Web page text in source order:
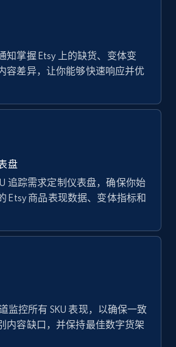
Product rating, Product
rating max, Rating,
and more.
872+ 立即开始
urls, Top reviews, and
- Find new products by
URL
Currency, Gtin,
urls, Top reviews, and
知掌握 Etsy 上的缺货、变体变
容差异，让你能够快速响应并优
盘
追踪需求定制仪表盘，确保你始
Etsy 商品表现数据、变体指标和
监控所有 SKU 表现，以确保一致
内容缺口，并保持最佳数字货架